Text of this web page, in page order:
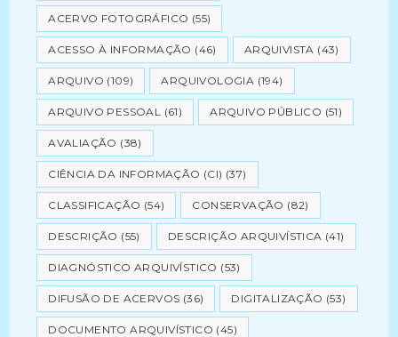
ACERVO FOTOGRÁFICO (55)
ACESSO À INFORMAÇÃO (46) ARQUIVISTA (43)
ARQUIVO (109) ARQUIVOLOGIA (194)
ARQUIVO PESSOAL (61) ARQUIVO PÚBLICO (51)
AVALIAÇÃO (38)
CIÊNCIA DA INFORMAÇÃO (CI) (37)
CLASSIFICAÇÃO (54) CONSERVAÇÃO (82)
DESCRIÇÃO (55) DESCRIÇÃO ARQUIVÍSTICA (41)
DIAGNÓSTICO ARQUIVÍSTICO (53)
DIFUSÃO DE ACERVOS (36) DIGITALIZAÇÃO (53)
DOCUMENTO ARQUIVÍSTICO (45)